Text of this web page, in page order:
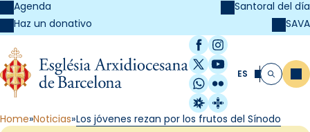
Agenda
Haz un donativo
Santoral del día
SAVA
Facebook
Instagram
X / Twitter
YouTube
WhatsApp
Flickr
Radio Estel
Catalunya
ES Buscar
Home Noticias Los jóvenes rezan por los frutos del Sínodo